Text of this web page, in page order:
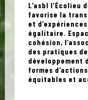
L’asbl l’Écolieu
favorise la
et
égalitaire.
cohésion,
des pratiques
développement
formes
équitables et